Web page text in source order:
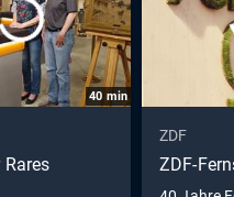
40 min
Rares
ZDF
ZDF-